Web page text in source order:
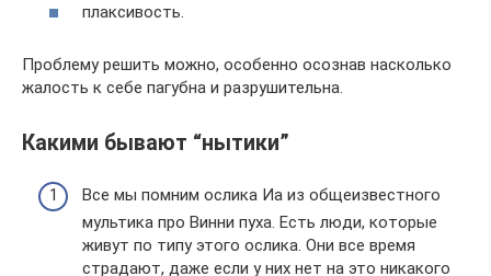
плаксивость.
Проблему решить можно, особенно осознав насколько
жалость к себе пагубна и разрушительна.
Какими бывают “нытики”
Все мы помним ослика Иа из общеизвестного
мультика про Винни пуха. Есть люди, которые
живут по типу этого ослика. Они все время
страдают, даже если у них нет на это никакого